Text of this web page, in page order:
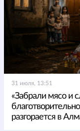
31 июля, 13:51
«Забрали мясо и
разгорается в